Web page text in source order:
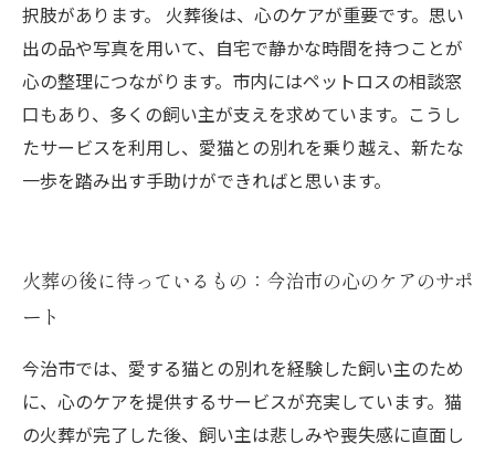
択肢があります。 火葬後は、心のケアが重要です。思い
出の品や写真を用いて、自宅で静かな時間を持つことが
心の整理につながります。市内にはペットロスの相談窓
口もあり、多くの飼い主が支えを求めています。こうし
たサービスを利用し、愛猫との別れを乗り越え、新たな
一歩を踏み出す手助けができればと思います。
火葬の後に待っているもの：今治市の心のケアのサポ
ート
今治市では、愛する猫との別れを経験した飼い主のため
に、心のケアを提供するサービスが充実しています。猫
の火葬が完了した後、飼い主は悲しみや喪失感に直面し